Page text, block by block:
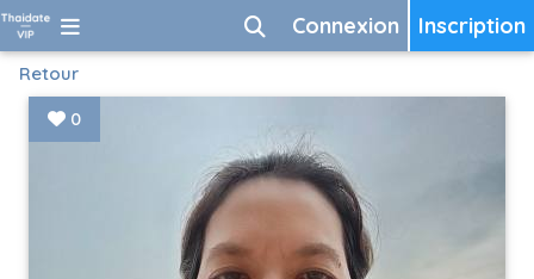
Inscription
Connexion
Retour
0